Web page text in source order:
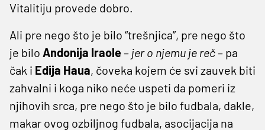
Vitalitiju provede dobro.
Ali pre nego što je bilo “trešnjica”, pre nego što
je bilo Andonija Iraole– jer o njemu je reč– pa
čak i Edija Haua, čoveka kojem će svi zauvek biti
zahvalni i koga niko neće uspeti da pomeri iz
njihovih srca, pre nego što je bilo fudbala, dakle,
makar ovog ozbiljnog fudbala, asocijacija na